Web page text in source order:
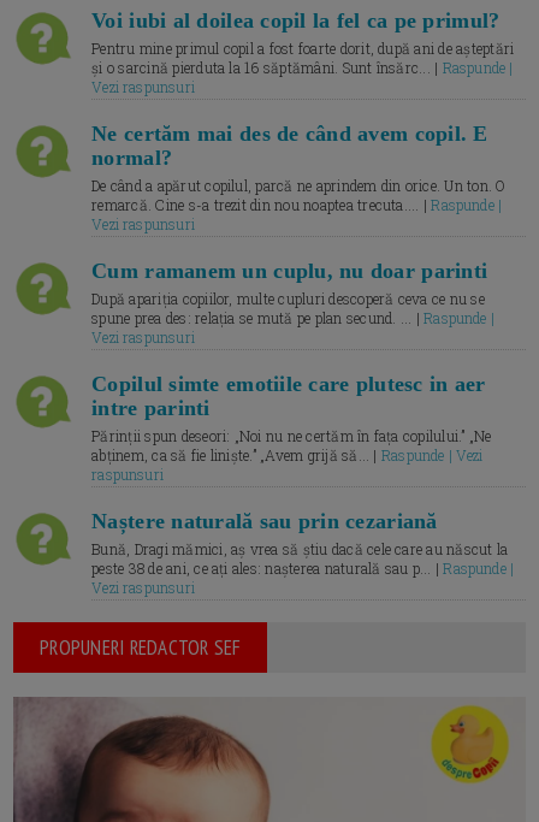
Voi iubi al doilea copil la fel ca pe primul?
Pentru mine primul copil a fost foarte dorit, după ani de așteptări
și o sarcină pierduta la 16 săptămâni. Sunt însărc... | Raspunde |
Vezi raspunsuri
Ne certăm mai des de când avem copil. E
normal?
De când a apărut copilul, parcă ne aprindem din orice. Un ton. O
remarcă. Cine s-a trezit din nou noaptea trecuta.... |Raspunde |
Vezi raspunsuri
Cum ramanem un cuplu, nu doar parinti
După apariția copiilor, multe cupluri descoperă ceva ce nu se
spune prea des: relația se mută pe plan secund. ... |Raspunde |
Vezi raspunsuri
Copilul simte emotiile care plutesc in aer
intre parinti
Părinții spun deseori: „Noi nu ne certăm în fața copilului.” „Ne
abținem, ca să fie liniște.” „Avem grijă să... | Raspunde | Vezi
raspunsuri
Naștere naturală sau prin cezariană
Bună, Dragi mămici, aș vrea să știu dacă cele care au născut la
peste 38 de ani, ce ați ales: nașterea naturală sau p... |Raspunde |
Vezi raspunsuri
PROPUNERI REDACTOR SEF